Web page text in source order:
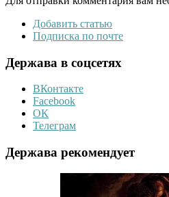
Добавить статью
Подписка по почте
Держава в соцсетях
ВКонтакте
Facebook
ОК
Телеграм
Держава рекомендует